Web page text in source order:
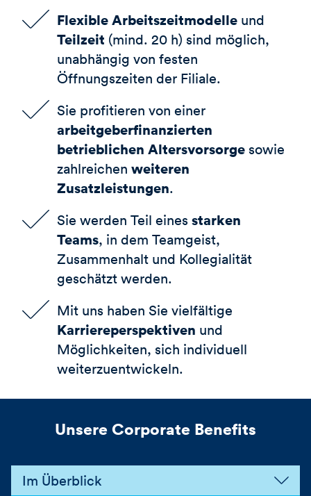
Flexible Arbeitszeitmodelle und
Teilzeit (mind. 20 h) sind möglich,
unabhängig von festen
Öffnungszeiten der Filiale.
Sie profitieren von einer
arbeitgeberfinanzierten
betrieblichen Altersvorsorgesowie
zahlreichen weiteren
Zusatzleistungen.
Sie werden Teil eines starken
Teams, in dem Teamgeist,
Zusammenhalt und Kollegialität
geschätzt werden.
Mit uns haben Sie vielfältige
Karriereperspektiven und
Möglichkeiten, sich individuell
weiterzuentwickeln.
Unsere Corporate Benefits
Im Überblick